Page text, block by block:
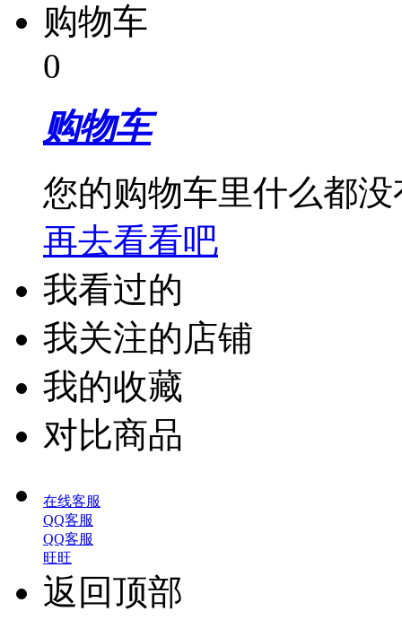
购物车
0
购物车
您的购物车里什么都没
再去看看吧
我看过的
我关注的店铺
我的收藏
对比商品
在线客服
QQ客服
QQ客服
旺旺
返回顶部